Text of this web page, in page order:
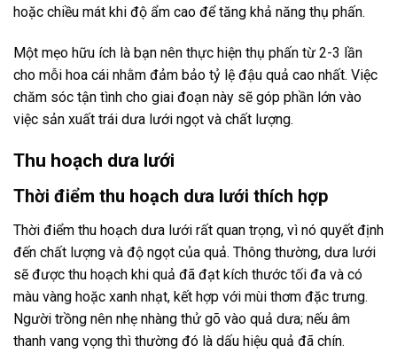
hoặc chiều mát khi độ ẩm cao để tăng khả năng thụ phấn.
Một mẹo hữu ích là bạn nên thực hiện thụ phấn từ 2-3 lần
cho mỗi hoa cái nhằm đảm bảo tỷ lệ đậu quả cao nhất. Việc
chăm sóc tận tình cho giai đoạn này sẽ góp phần lớn vào
việc sản xuất trái dưa lưới ngọt và chất lượng.
Thu hoạch dưa lưới
Thời điểm thu hoạch dưa lưới thích hợp
Thời điểm thu hoạch dưa lưới rất quan trọng, vì nó quyết định
đến chất lượng và độ ngọt của quả. Thông thường, dưa lưới
sẽ được thu hoạch khi quả đã đạt kích thước tối đa và có
màu vàng hoặc xanh nhạt, kết hợp với mùi thơm đặc trưng.
Người trồng nên nhẹ nhàng thử gõ vào quả dưa; nếu âm
thanh vang vọng thì thường đó là dấu hiệu quả đã chín.